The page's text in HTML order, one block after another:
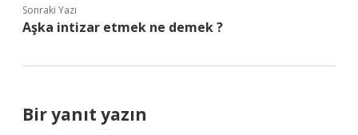
Sonraki Yazı
Aşka intizar etmek ne demek ?
Bir yanıt yazın